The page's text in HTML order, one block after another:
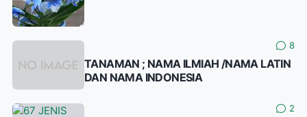
8
TANAMAN ; NAMA ILMIAH /NAMA LATIN
DAN NAMA INDONESIA
2